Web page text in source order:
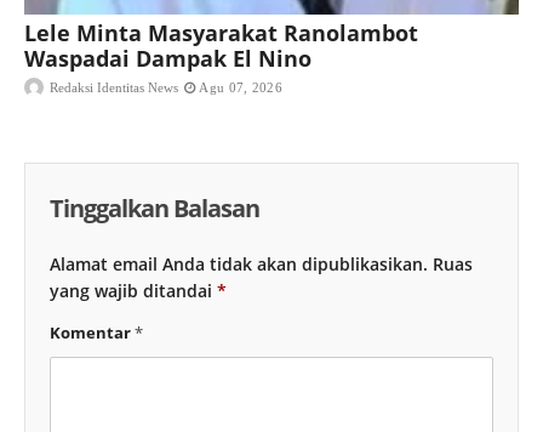
Lele Minta Masyarakat Ranolambot
Waspadai Dampak El Nino
Redaksi Identitas News Agu 07, 2026
Tinggalkan Balasan
Alamat email Anda tidak akan dipublikasikan. Ruas
yang wajib ditandai *
Komentar*